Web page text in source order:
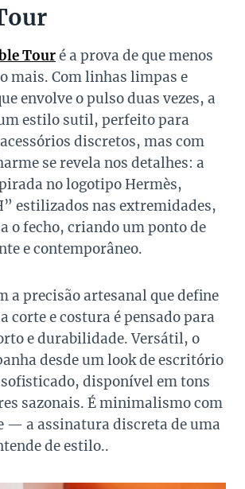
Touré a prova de que menos
mais. Com linhas limpas e
envolve o pulso duas vezes, a
estilo sutil, perfeito para
discretos, mas com
se revela nos detalhes: a
no logotipo Hermès,
estilizados nas extremidades,
o fecho, criando um ponto de
e contemporâneo.
a precisão artesanal que define
corte e costura é pensado para
e durabilidade. Versátil, o
desde um look de escritório
disponível em tons
sazonais. É minimalismo com
— a assinatura discreta de uma
de estilo..